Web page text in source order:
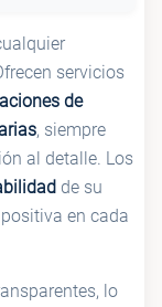
servicios
de
, siempre
al detalle. Los
de su
en cada
lo